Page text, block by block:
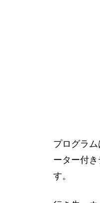
プログラ
ーター付
す。